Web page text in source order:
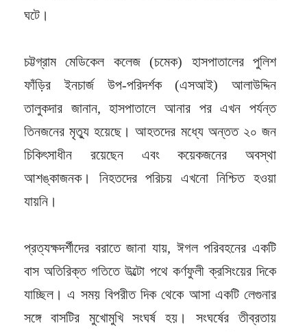
ঘটে।
চট্টগ্রাম মেডিকেল কলেজ (চমেক) হাসপাতালের পুলিশ
ফাঁড়ির ইনচার্জ উপ-পরিদর্শক (এসআই) আলাউদ্দিন
তালুকদার জানান, হাসপাতালে আনার পর এখন পর্যন্ত
তিনজনের মৃত্যু হয়েছে। আহতদের মধ্যে অন্তত ২০ জন
চিকিৎসাধীন রয়েছেন এবং কয়েকজনের অবস্থা
আশঙ্কাজনক। নিহতদের পরিচয় এখনো নিশ্চিত হওয়া
যায়নি।
প্রত্যক্ষদর্শীদের বরাতে জানা যায়, ঈগল পরিবহনের একটি
বাস অতিরিক্ত গতিতে উল্টো পথে কর্ণফুলী ক্রসিংয়ের দিকে
যাচ্ছিল। এ সময় বিপরীত দিক থেকে আসা একটি লেগুনার
সঙ্গে বাসটির মুখোমুখি সংঘর্ষ হয়। সংঘর্ষের তীব্রতায়